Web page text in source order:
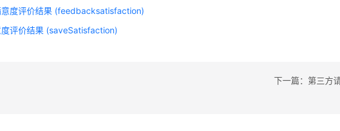
意度评价结果 (feedbacksatisfaction)
评价结果 (saveSatisfaction)
下一篇：第三方